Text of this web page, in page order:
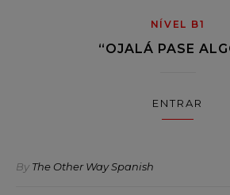
NÍVEL B1
“OJALÁ PASE
ENTRAR
By The Other Way Spanish